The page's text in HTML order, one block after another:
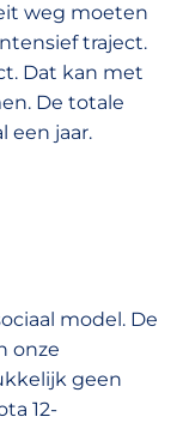
weg moeten
traject.
Dat kan met
De totale
een jaar.
model. De
onze
geen
12-